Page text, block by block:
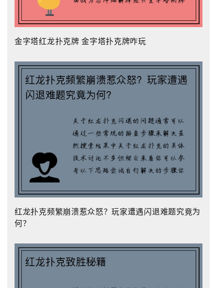
金字塔红龙扑克牌 金字塔扑克牌咋玩
红龙扑克频繁崩溃惹众怒？玩家遭遇闪退难题究竟为
何？